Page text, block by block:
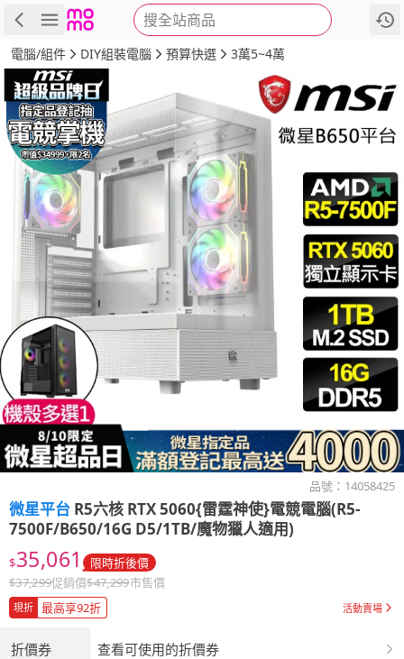
搜全站商品
商品 評價 詳情
電腦/組件 DIY組裝電腦 預算快選 3萬5~4萬
品號： 14058425
微星平台 R5六核 RTX 5060{雷霆神使}電競電腦(R5-
7500F/B650/16G D5/1TB/魔物獵人適用)
$35,061 限時折後價
$37,299促銷價$47,299市售價
現折 最高享92折 活動賣場
折價券 查看可使用的折價券